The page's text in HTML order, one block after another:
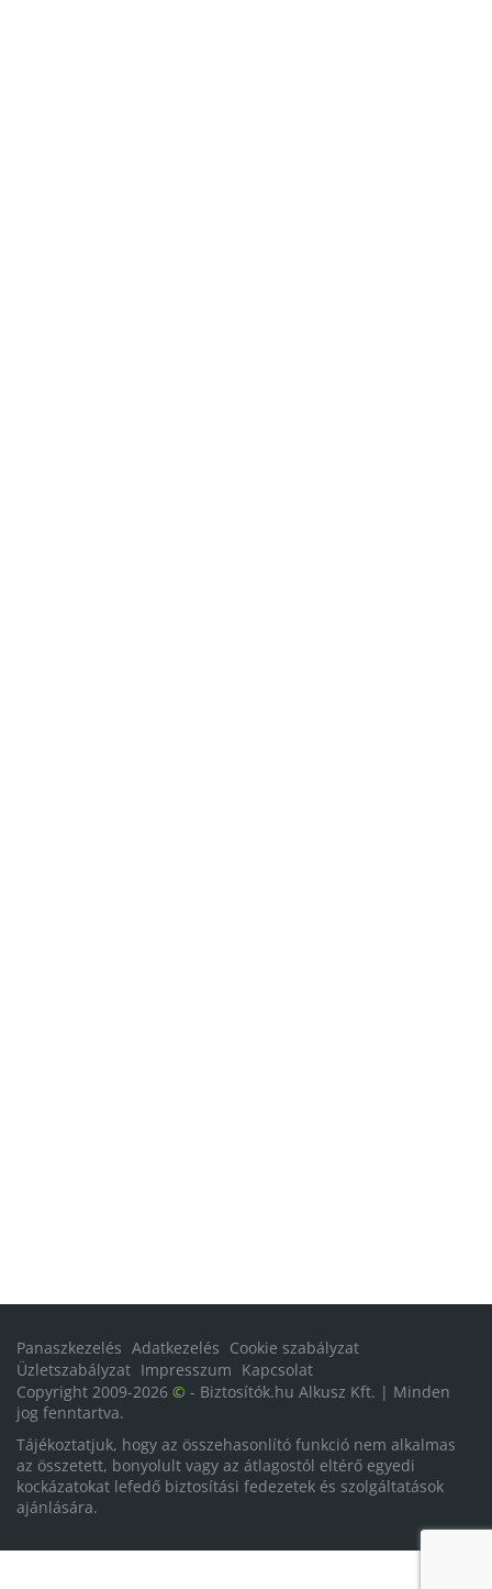
Panaszkezelés Adatkezelés Cookie szabályzat
Üzletszabályzat Impresszum Kapcsolat
Copyright 2009-2026 © - Biztosítók.hu Alkusz Kft. | Minden
jog fenntartva.
Tájékoztatjuk, hogy az összehasonlító funkció nem alkalmas
az összetett, bonyolult vagy az átlagostól eltérő egyedi
kockázatokat lefedő biztosítási fedezetek és szolgáltatások
ajánlására.